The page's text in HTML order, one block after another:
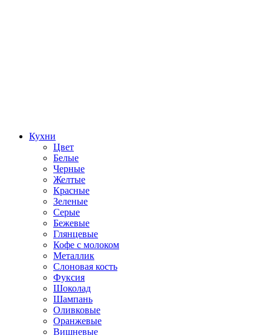
Кухни
Цвет
Белые
Черные
Желтые
Красные
Зеленые
Серые
Бежевые
Глянцевые
Кофе с молоком
Металлик
Слоновая кость
Фуксия
Шоколад
Шампань
Оливковые
Оранжевые
Вишневые